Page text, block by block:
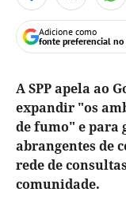
Adicione como
fonte preferencial no
A SPP apela ao
expandir "os
de fumo" e para
abrangentes de
rede de
comunidade.